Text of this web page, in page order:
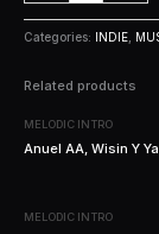
Categories: INDIE
Related products
MELODIC INTRO
Anuel AA, Wisin Y
MELODIC INTRO